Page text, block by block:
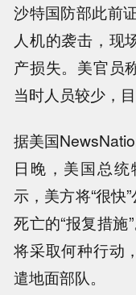
沙特国防部此前
人机的袭击，现
产损失。美官员
当时人员较少，
据美国
日晚，美国总
示，美方将“很快
死亡的“报复措施
将采取何种行动
遣地面部队。